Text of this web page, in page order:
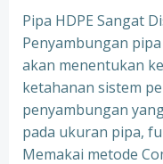
Pipa HDPE Sangat
Penyambungan
akan menentukan
ketahanan sistem
penyambungan
pada ukuran pipa,
Memakai metode